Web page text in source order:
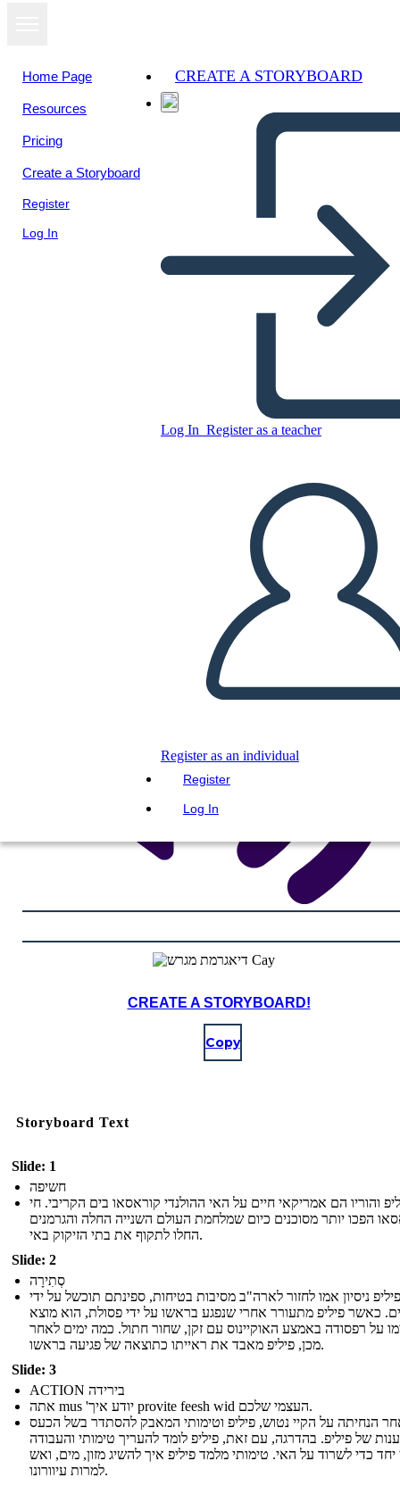
Home Page
Resources
Pricing
Create a Storyboard
Register
Log In
CREATE A STORYBOARD
Log In Register as a teacher
Register as an individual
Register
Log In
PLAY SLIDESHOW
READ TO ME
CREATE A STORYBOARD!
Copy
Storyboard Text
Slide: 1
חשיפה
והוריו הם אמריקאי חיים על האי ההולנדי קוראסאו בים הקריבי. חי
הפכו יותר מסוכנים כיום שמלחמת העולם השנייה החלה והגרמנים
החלו לתקוף את בתי הזיקוק באי.
Slide: 2
סְתִירָה
ניסיון אמו לחזור לארה"ב מסיבות בטיחות, ספינתם תוכשל על ידי
כאשר פיליפ מתעורר אחרי שנפגע בראשו על ידי פסולת, הוא מוצא
על רפסודה באמצע האוקיינוס ​​עם זקן, שחור חתול. כמה ימים לאחר
מכן, פיליפ מאבד את ראייתו כתוצאה של פגיעה בראשו.
Slide: 3
ACTION בירידה
אתה mus 'יודע איך provite feesh wid העצמי שלכם.
הנחיתה על הקיי נטוש, פיליפ וטימותי המאבק להסתדר בשל הכעס
של פיליפ. בהדרגה, עם זאת, פיליפ לומד להעריך טימותי והעבודה
יחד כדי לשרוד על האי. טימותי מלמד פיליפ איך להשיג מזון, מים, ואש
למרות עיוורונו.